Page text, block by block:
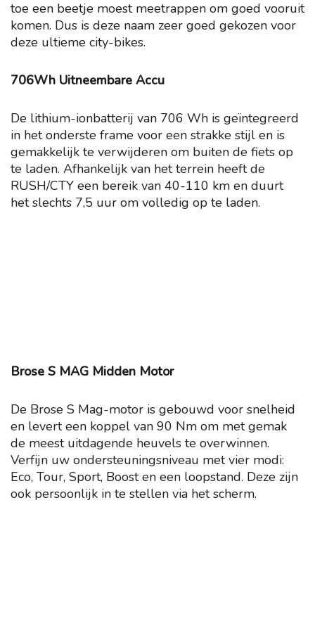
toe een beetje moest meetrappen om goed vooruit
komen. Dus is deze naam zeer goed gekozen voor
deze ultieme city-bikes.
706Wh Uitneembare Accu
De lithium-ionbatterij van 706 Wh is geïntegreerd
in het onderste frame voor een strakke stijl en is
gemakkelijk te verwijderen om buiten de fiets op
te laden. Afhankelijk van het terrein heeft de
RUSH/CTY een bereik van 40-110 km en duurt
het slechts 7,5 uur om volledig op te laden.
Brose S MAG Midden Motor
De Brose S Mag-motor is gebouwd voor snelheid
en levert een koppel van 90 Nm om met gemak
de meest uitdagende heuvels te overwinnen.
Verfijn uw ondersteuningsniveau met vier modi:
Eco, Tour, Sport, Boost en een loopstand. Deze zijn
ook persoonlijk in te stellen via het scherm.